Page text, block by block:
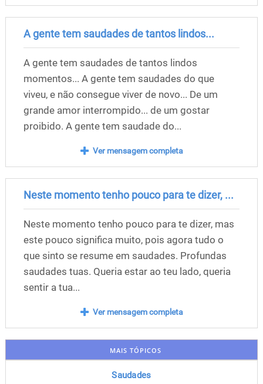
A gente tem saudades de tantos lindos...
A gente tem saudades de tantos lindos
momentos... A gente tem saudades do que
viveu, e não consegue viver de novo... De um
grande amor interrompido... de um gostar
proibido. A gente tem saudade do...
Ver mensagem completa
Neste momento tenho pouco para te dizer, ...
Neste momento tenho pouco para te dizer, mas
este pouco significa muito, pois agora tudo o
que sinto se resume em saudades. Profundas
saudades tuas. Queria estar ao teu lado, queria
sentir a tua...
Ver mensagem completa
MAIS TÓPICOS
Saudades